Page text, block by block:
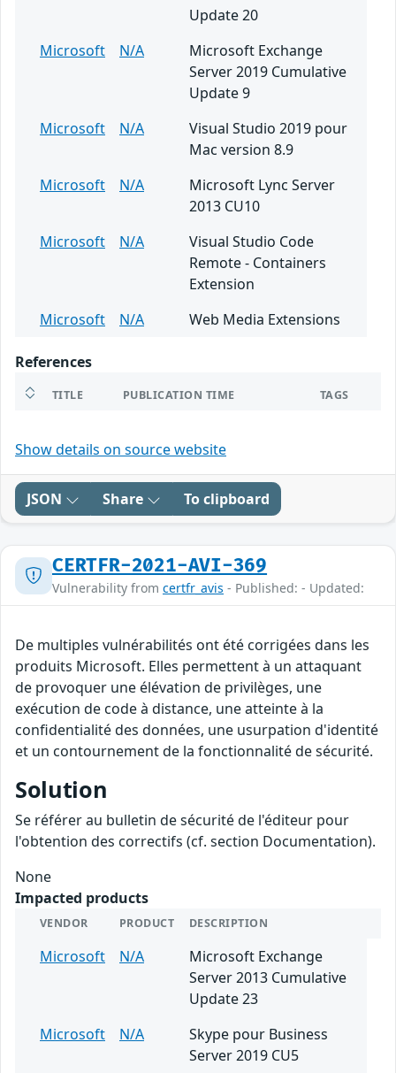
Update 20
Microsoft
N/A
Microsoft Exchange
Server 2019 Cumulative
Update 9
Microsoft
N/A
Visual Studio 2019 pour
Mac version 8.9
Microsoft
N/A
Microsoft Lync Server
2013 CU10
Microsoft
N/A
Visual Studio Code
Remote - Containers
Extension
Microsoft
N/A Web Media Extensions
References
TITLE PUBLICATION TIME TAGS
Show details on source website
JSON Share To clipboard
CERTFR-2021-AVI-369
Vulnerability from certfr_avis - Published: - Updated:
De multiples vulnérabilités ont été corrigées dans les
produits Microsoft. Elles permettent à un attaquant
de provoquer une élévation de privilèges, une
exécution de code à distance, une atteinte à la
confidentialité des données, une usurpation d'identité
et un contournement de la fonctionnalité de sécurité.
Solution
Se référer au bulletin de sécurité de l'éditeur pour
l'obtention des correctifs (cf. section Documentation).
None
Impacted products
VENDOR PRODUCT DESCRIPTION
Microsoft N/A
Microsoft Exchange
Server 2013 Cumulative
Update 23
Microsoft
N/A
Skype pour Business
Server 2019 CU5